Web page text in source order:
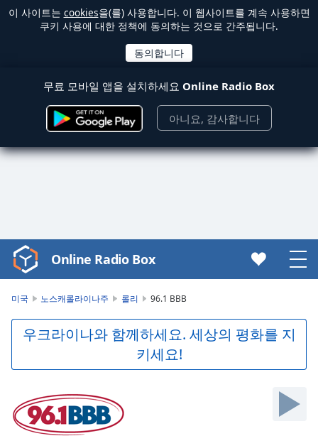
이 사이트는 cookies을(를) 사용합니다. 이 웹사이트를 계속 사용하면
쿠키 사용에 대한 정책에 동의하는 것으로 간주됩니다.
무료 모바일 앱을 설치하세요 Online Radio Box
아니요, 감사합니다
Video
Player
Play
Video
Skip
Skip
Forward
Mute
Online Radio Box
미국 노스캐롤라이나주 롤리 96.1 BBB
우크라이나와 함께하세요. 세상의 평화를 지
키세요!